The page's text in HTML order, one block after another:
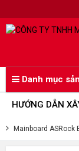
Danh mục
HƯỚNG DẪN
Mainboard ASRock